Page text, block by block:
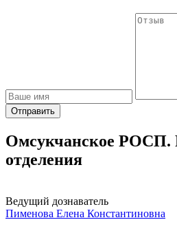
Отправить
Омсукчанское РОСП.
отделения
Ведущий дознаватель
Пименова Елена Константиновна